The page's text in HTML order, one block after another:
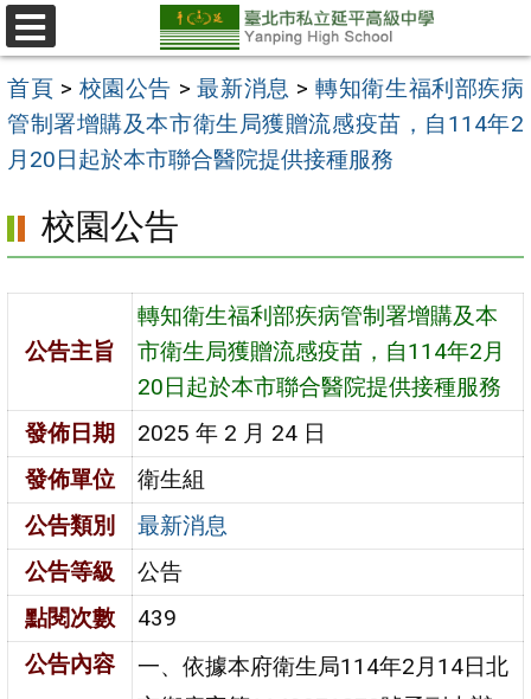
跳
至
主
要
內
選
單
首頁 > 校園公告 >最新消息 > 轉知衛生福利部疾病
管制署增購及本市衛生局獲贈流感疫苗，自114年2
月20日起於本市聯合醫院提供接種服務
校園公告
公告主旨
轉知衛生福利部疾病管制署增購及本
市衛生局獲贈流感疫苗，自114年2月
20日起於本市聯合醫院提供接種服務
發佈日期
2025 年 2 月 24 日
發佈單位
衛生組
公告類別
最新消息
公告等級
公告
點閱次數
439
公告內容
一、依據本府衛生局114年2月14日北